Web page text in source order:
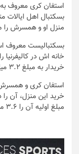
استفان کری معروف
بسکتبال اهل ایالات
منزل او و همسرش را
بسکتبالیست معروف
خانه اش در
خریدار به مبلغ ۳.۲ میلیون دلار شد.
استفان کری و همسرش
مبلغ اولیه آن را ۳.۶ میلیون دلار تعیین کرده بودند.